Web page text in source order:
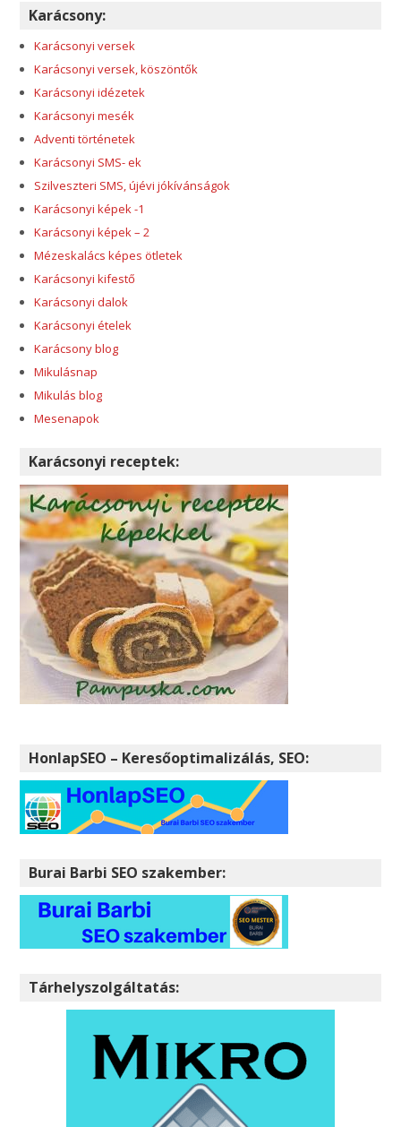
Karácsony:
Karácsonyi versek
Karácsonyi versek, köszöntők
Karácsonyi idézetek
Karácsonyi mesék
Adventi történetek
Karácsonyi SMS- ek
Szilveszteri SMS, újévi jókívánságok
Karácsonyi képek -1
Karácsonyi képek – 2
Mézeskalács képes ötletek
Karácsonyi kifestő
Karácsonyi dalok
Karácsonyi ételek
Karácsony blog
Mikulásnap
Mikulás blog
Mesenapok
Karácsonyi receptek:
HonlapSEO – Keresőoptimalizálás, SEO:
Burai Barbi SEO szakember:
Tárhelyszolgáltatás: